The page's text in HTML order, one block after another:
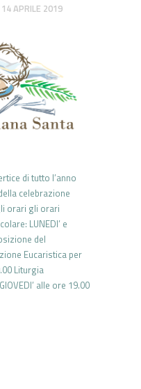
14 APRILE 2019
di tutto l’anno
celebrazione
orari gli orari
LUNEDI’ e
del
Eucaristica per
Liturgia
alle ore 19.00